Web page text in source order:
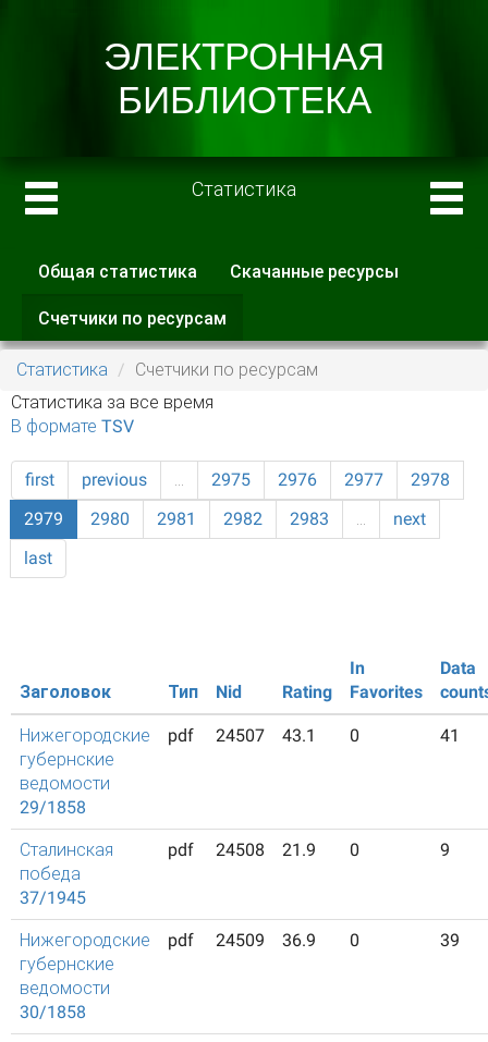
Статистика
Главные вкладки
Общая статистика Скачанные ресурсы
Счетчики по ресурсам
вкладка)
Статистика
Счетчики по ресурсам
Статистика за все время
В формате TSV
first previous … 2975 2976 2977
2978
2979
2980 2981 2982 2983 …
next
last
Заголовок Тип Nid Rating
In
Favorites
Data
Нижегородские
губернские
ведомости
29/1858
pdf 24507 43.1 0 41
Сталинская
победа
37/1945
pdf 24508 21.9 0 9
Нижегородские
губернские
ведомости
30/1858
pdf 24509 36.9 0 39